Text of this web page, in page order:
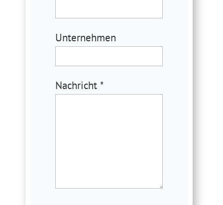
Unternehmen
Nachricht *